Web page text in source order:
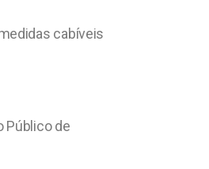
cabíveis
Público de